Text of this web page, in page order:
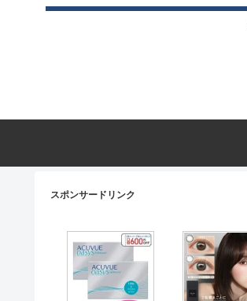
スポンサードリンク